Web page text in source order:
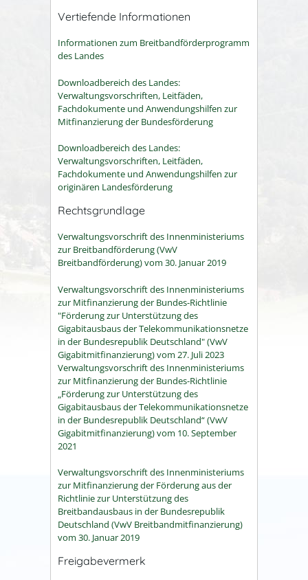
Vertiefende Informationen
Informationen zum Breitbandförderprogramm
des Landes
Downloadbereich des Landes:
Verwaltungsvorschriften, Leitfäden,
Fachdokumente und Anwendungshilfen zur
Mitfinanzierung der Bundesförderung
Downloadbereich des Landes:
Verwaltungsvorschriften, Leitfäden,
Fachdokumente und Anwendungshilfen zur
originären Landesförderung
Rechtsgrundlage
Verwaltungsvorschrift des Innenministeriums
zur Breitbandförderung (VwV
Breitbandförderung) vom 30. Januar 2019
Verwaltungsvorschrift des Innenministeriums
zur Mitfinanzierung der Bundes-Richtlinie
"Förderung zur Unterstützung des
Gigabitausbaus der Telekommunikationsnetze
in der Bundesrepublik Deutschland" (VwV
Gigabitmitfinanzierung) vom 27. Juli 2023
Verwaltungsvorschrift des Innenministeriums
zur Mitfinanzierung der Bundes-Richtlinie
„Förderung zur Unterstützung des
Gigabitausbaus der Telekommunikationsnetze
in der Bundesrepublik Deutschland“ (VwV
Gigabitmitfinanzierung) vom 10. September
2021
Verwaltungsvorschrift des Innenministeriums
zur Mitfinanzierung der Förderung aus der
Richtlinie zur Unterstützung des
Breitbandausbaus in der Bundesrepublik
Deutschland (VwV Breitbandmitfinanzierung)
vom 30. Januar 2019
Freigabevermerk